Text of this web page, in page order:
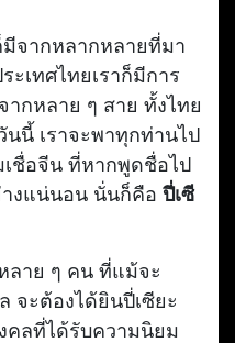
จากหลากหลายที่มา
ะเทศไทยเราก็มีการ
กหลาย ๆ สาย ทั้งไทย
นี้ เราจะพาทุกท่านไป
ชื่อจีน ที่หากพูดชื่อไป
งแน่นอน นั่นก็คือ ปี่เซี
ลาย ๆ คน ที่แม้จะ
จะต้องได้ยินปี่เซียะ
คลที่ได้รับความนิยม